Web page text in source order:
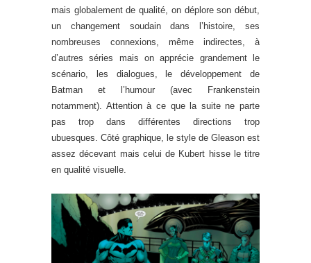
mais globalement de qualité, on déplore son début,
un changement soudain dans l’histoire, ses
nombreuses connexions, même indirectes, à
d’autres séries mais on apprécie grandement le
scénario, les dialogues, le développement de
Batman et l’humour (avec Frankenstein
notamment). Attention à ce que la suite ne parte
pas trop dans différentes directions trop
ubuesques. Côté graphique, le style de Gleason est
assez décevant mais celui de Kubert hisse le titre
en qualité visuelle.